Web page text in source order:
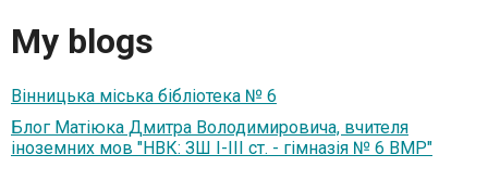
My blogs
Вінницька міська бібліотека № 6
Блог Матіюка Дмитра Володимировича, вчителя
іноземних мов "НВК: ЗШ І-ІІІ ст. - гімназія № 6 ВМР"